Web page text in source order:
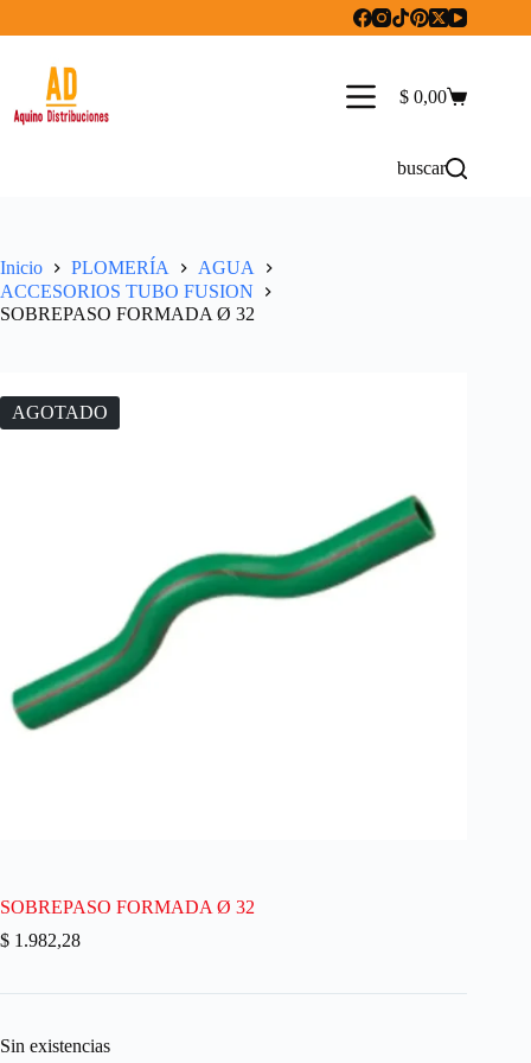
Carro
$ 0,00
buscar
Inicio PLOMERÍA
AGUA
ACCESORIOS TUBO FUSION
SOBREPASO FORMADA Ø 32
AGOTADO
SOBREPASO FORMADA Ø 32
$ 1.982,28
Sin existencias